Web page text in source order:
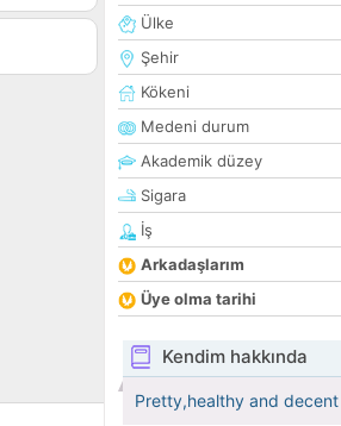
Ülke
Şehir
Kökeni
Medeni durum
Akademik düzey
Sigara
İş
Arkadaşlarım
Üye olma tarihi
Kendim hakkında
Pretty,healthy and decent